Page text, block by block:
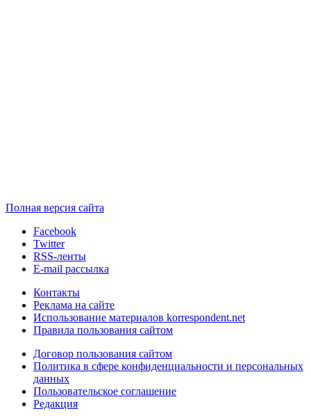
Полная версия сайта
Facebook
Twitter
RSS-ленты
E-mail рассылка
Контакты
Реклама на сайте
Использование материалов korrespondent.net
Правила пользования сайтом
Договор пользования сайтом
Политика в сфере конфиденциальности и персональных
данных
Пользовательское соглашение
Редакция